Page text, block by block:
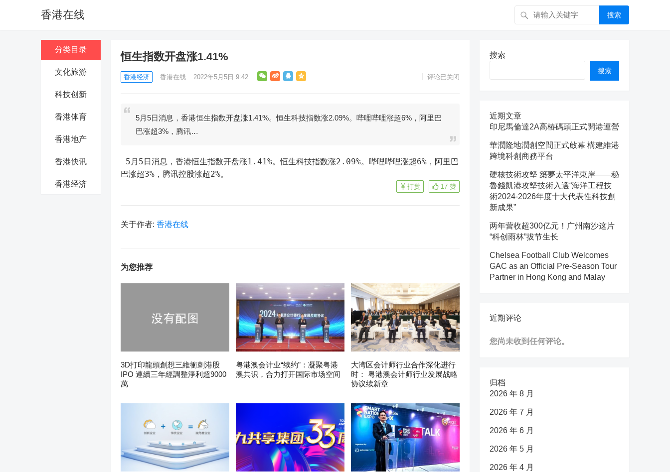
香港在线 搜索
分类目录
文化旅游
科技创新
香港体育
香港地产
香港快讯
香港经济
恒生指数开盘涨1.41%
香港经济 香港在线 2022年5月5日 9:42 评论已关闭
5月5日消息，香港恒生指数开盘涨1.41%。恒生科技指数涨2.09%。哔哩哔哩涨超6%，阿里巴
巴涨超3%，腾讯…
巴涨超3%，腾讯控股涨超2%。
17 赞
打赏
关于作者: 香港在线
为您推荐
3D打印龍頭創想三維衝刺港股
IPO 連續三年經調整淨利超9000
萬
粤港澳会计业“续约”：凝聚粤港
澳共识，合力打开国际市场空间
大湾区会计师行业合作深化进行
时： 粤港澳会计师行业发展战略
协议续新章
搜索
搜索
近期文章
印尼馬倫達2A高樁碼頭正式開港運營
華潤隆地潤創空間正式啟幕 構建維港
跨境科創商務平台
硬核技術攻堅 築夢太平洋東岸——秘
魯錢凱港攻堅技術入選“海洋工程技
術2024-2026年度十大代表性科技創
新成果”
两年营收超300亿元！广州南沙这片
“科创雨林”拔节生长
Chelsea Football Club Welcomes
GAC as an Official Pre-Season Tour
Partner in Hong Kong and Malay
近期评论
您尚未收到任何评论。
归档
2026 年 8 月
2026 年 7 月
2026 年 6 月
2026 年 5 月
2026 年 4 月